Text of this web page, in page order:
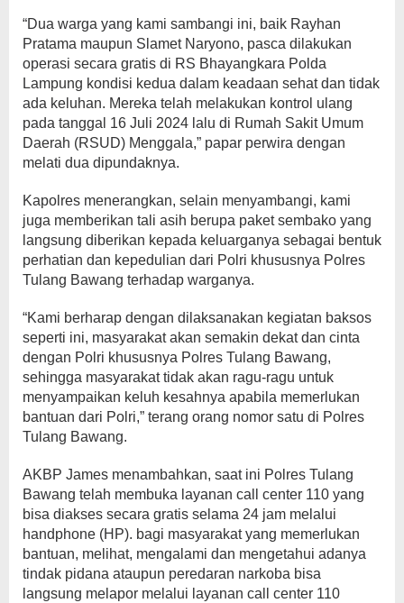
“Dua warga yang kami sambangi ini, baik Rayhan
Pratama maupun Slamet Naryono, pasca dilakukan
operasi secara gratis di RS Bhayangkara Polda
Lampung kondisi kedua dalam keadaan sehat dan tidak
ada keluhan. Mereka telah melakukan kontrol ulang
pada tanggal 16 Juli 2024 lalu di Rumah Sakit Umum
Daerah (RSUD) Menggala,” papar perwira dengan
melati dua dipundaknya.
Kapolres menerangkan, selain menyambangi, kami
juga memberikan tali asih berupa paket sembako yang
langsung diberikan kepada keluarganya sebagai bentuk
perhatian dan kepedulian dari Polri khususnya Polres
Tulang Bawang terhadap warganya.
“Kami berharap dengan dilaksanakan kegiatan baksos
seperti ini, masyarakat akan semakin dekat dan cinta
dengan Polri khususnya Polres Tulang Bawang,
sehingga masyarakat tidak akan ragu-ragu untuk
menyampaikan keluh kesahnya apabila memerlukan
bantuan dari Polri,” terang orang nomor satu di Polres
Tulang Bawang.
AKBP James menambahkan, saat ini Polres Tulang
Bawang telah membuka layanan call center 110 yang
bisa diakses secara gratis selama 24 jam melalui
handphone (HP). bagi masyarakat yang memerlukan
bantuan, melihat, mengalami dan mengetahui adanya
tindak pidana ataupun peredaran narkoba bisa
langsung melapor melalui layanan call center 110